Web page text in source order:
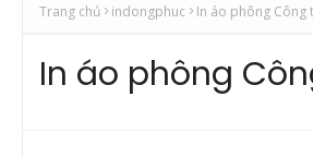
Trang chủ indongphuc In áo phông Công
In áo phông